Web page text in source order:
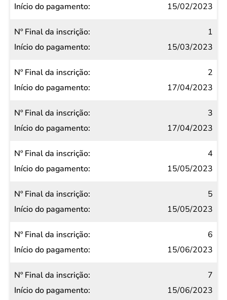
da
Início do
pagamento
15/02/2023
1
15/03/2023
2
17/04/2023
3
17/04/2023
4
15/05/2023
5
15/05/2023
6
15/06/2023
7
15/06/2023